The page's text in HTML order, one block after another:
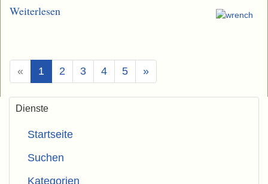
Weiterlesen
« 1 (Aktuell)
2 3 4 5 »
Dienste
Startseite
Suchen
Kategorien